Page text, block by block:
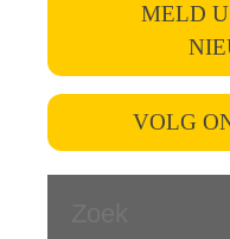
MELD
VOLG